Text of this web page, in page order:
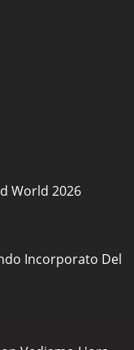
World 2026
Incorporato Del